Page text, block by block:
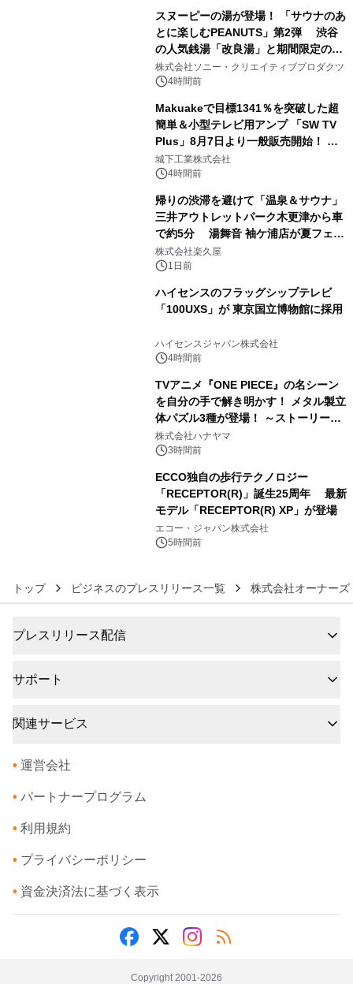
スヌーピーの湯が登場！ 「サウナのあ
とに楽しむPEANUTS」第2弾 渋谷
の人気銭湯「改良湯」と期間限定のコ
ラボレーション サウナイキタイコラ
ボグッズも発売決定！
株式会社ソニー・クリエイティブプロダクツ
4時間前
Makuakeで目標1341％を突破した超
簡単＆小型テレビ用アンプ 「SW TV
Plus」8月7日より一般販売開始！ ケ
ーブル1本つなぐだけ、テレビの音が
ぐっと豊かに
城下工業株式会社
4時間前
帰りの渋滞を避けて「温泉＆サウナ」
三井アウトレットパーク木更津から車
で約5分 湯舞音 袖ケ浦店が夏フェア
メニューを提供
株式会社楽久屋
1日前
ハイセンスのフラッグシップテレビ
「100UXS」が 東京国立博物館に採用
ハイセンスジャパン株式会社
4時間前
TVアニメ『ONE PIECE』の名シーン
を自分の手で解き明かす！ メタル製立
体パズル3種が登場！ ～ストーリーと
ギミックが融合した 大人の体験型パズ
ルが8月7日(金)12時より先行予約受付
株式会社ハナヤマ
3時間前
ECCO独自の歩行テクノロジー
「RECEPTOR(R)」誕生25周年 最新
モデル「RECEPTOR(R) XP」が登場
エコー・ジャパン株式会社
5時間前
トップ ビジネスのプレスリリース一覧 株式会社オーナーズ
プレスリリース配信
サポート
関連サービス
• 運営会社
• パートナープログラム
• 利用規約
• プライバシーポリシー
• 資金決済法に基づく表示
Copyright 2001-2026